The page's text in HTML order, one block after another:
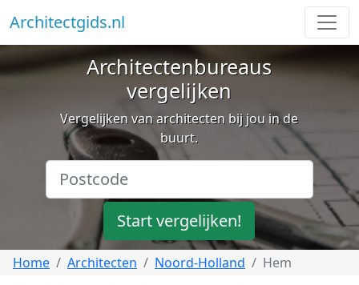
Architectgids.nl
Architectenbureaus
vergelijken
Vergelijken van architecten bij jou in de
buurt.
Start vergelijken!
Home Architecten Noord-Holland Hem